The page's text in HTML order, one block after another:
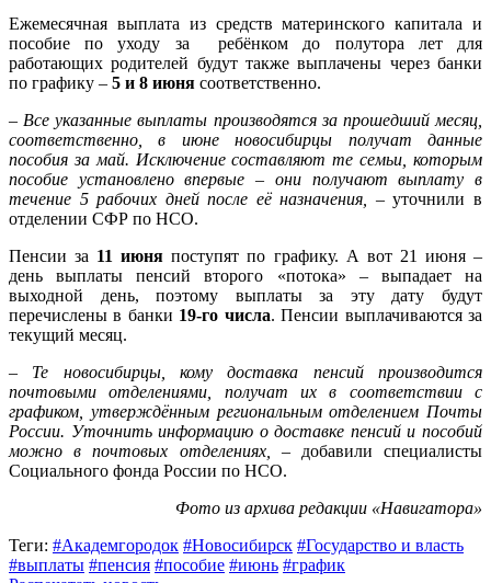
Ежемесячная выплата из средств материнского капитала и
пособие по уходу за ребёнком до полутора лет для
работающих родителей будут также выплачены через банки
по графику – 5 и 8 июня соответственно.
– Все указанные выплаты производятся за прошедший месяц,
соответственно, в июне новосибирцы получат данные
пособия за май. Исключение составляют те семьи, которым
пособие установлено впервые – они получают выплату в
течение 5 рабочих дней после её назначения,
– уточнили в
отделении СФР по НСО.
Пенсии за 11 июня поступят по графику. А вот 21 июня –
день выплаты пенсий второго «потока» – выпадает на
выходной день, поэтому выплаты за эту дату будут
перечислены в банки 19-го числа. Пенсии выплачиваются за
текущий месяц.
– Те новосибирцы, кому доставка пенсий производится
почтовыми отделениями, получат их в соответствии с
графиком, утверждённым региональным отделением Почты
России. Уточнить информацию о доставке пенсий и пособий
можно в почтовых отделениях,
– добавили специалисты
Социального фонда России по НСО.
Фото из архива редакции «Навигатора»
Теги: #Академгородок #Новосибирск #Государство и власть
#выплаты #пенсия #пособие #июнь #график